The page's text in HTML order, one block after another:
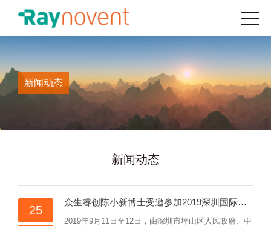
新闻动态
新闻动态
25
众生睿创陈小新博士受邀参加2019深圳国际生物医药产业创新发展峰会
2019年9月11日至12日，由深圳市坪山区人民政府、中